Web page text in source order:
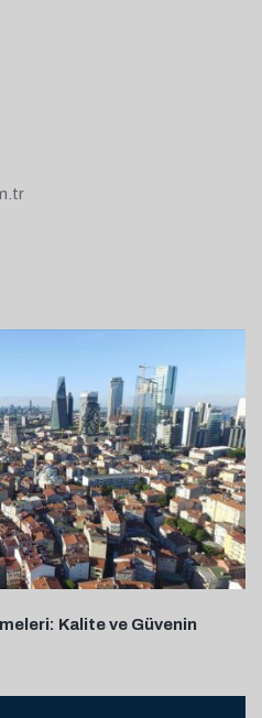
Kalite ve Güvenin